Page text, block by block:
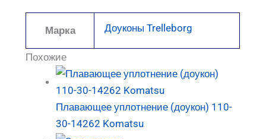
Марка Доуконы Trelleborg
Похожие
Плавающее уплотнение (доукон) 110-
30-14262 Komatsu